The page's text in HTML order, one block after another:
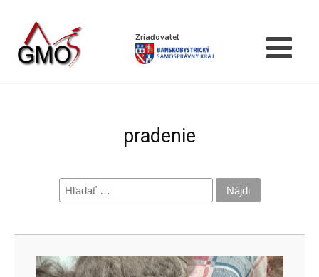
Zriaďovateľ
pradenie
Hľadať: